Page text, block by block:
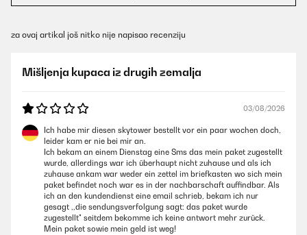
za ovaj artikal još nitko nije napisao recenziju
Mišljenja kupaca iz drugih zemalja
03/08/2026
Ich habe mir diesen skytower bestellt vor ein paar wochen doch,
leider kam er nie bei mir an.
Ich bekam an einem Dienstag eine Sms das mein paket zugestellt
wurde, allerdings war ich überhaupt nicht zuhause und als ich
zuhause ankam war weder ein zettel im briefkasten wo sich mein
paket befindet noch war es in der nachbarschaft auffindbar. Als
ich an den kundendienst eine email schrieb, bekam ich nur
gesagt ,,die sendungsverfolgung sagt: das paket wurde
zugestellt" seitdem bekomme ich keine antwort mehr zurück.
Mein paket sowie mein geld ist weg!